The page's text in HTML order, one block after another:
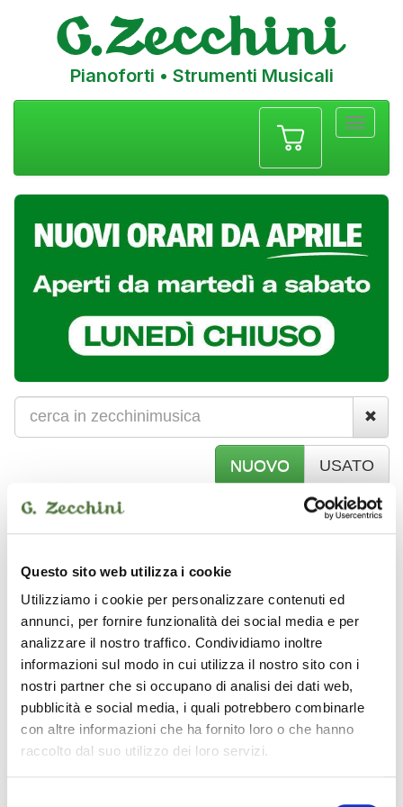
Questo sito web utilizza i cookie
Utilizziamo i cookie per personalizzare contenuti ed
annunci, per fornire funzionalità dei social media e per
analizzare il nostro traffico. Condividiamo inoltre
informazioni sul modo in cui utilizza il nostro sito con i
nostri partner che si occupano di analisi dei dati web,
pubblicità e social media, i quali potrebbero combinarle
con altre informazioni che ha fornito loro o che hanno
raccolto dal suo utilizzo dei loro servizi.
Pianoforti • Strumenti Musicali
NUOVO USATO
D
DIVARTE